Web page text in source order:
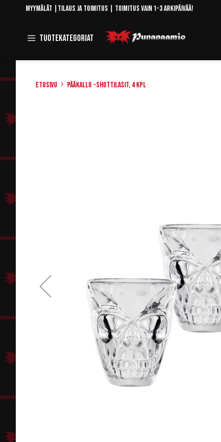
Skip
Myymälät Tilaus ja toimitus | Toimitus vain 1-3 arkipäivää!
Tuotekategoriat Toggle
Navigation
Etusivu Pääkallo -shottilasit, 4 kpl